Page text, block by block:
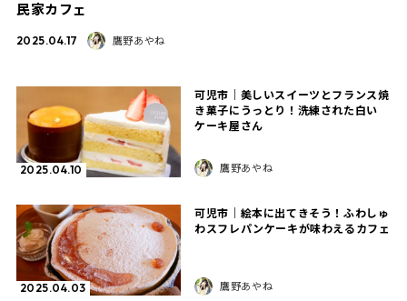
民家カフェ
2025.04.17 鷹野あやね
2025.04.10
可児市｜美しいスイーツとフランス焼
き菓子にうっとり！洗練された白い
ケーキ屋さん
鷹野あやね
2025.04.03
可児市｜絵本に出てきそう！ふわしゅ
わスフレパンケーキが味わえるカフェ
鷹野あやね